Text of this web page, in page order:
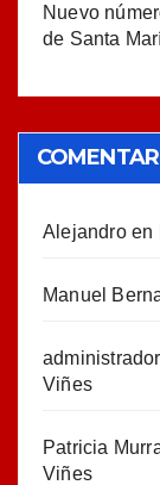
Nuevo
de Santa
Alejandroen
Manuel
administrador
Viñes
Patricia
Viñes